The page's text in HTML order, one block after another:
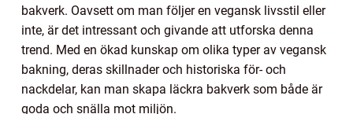
bakverk. Oavsett om man följer en vegansk livsstil eller
inte, är det intressant och givande att utforska denna
trend. Med en ökad kunskap om olika typer av vegansk
bakning, deras skillnader och historiska för- och
nackdelar, kan man skapa läckra bakverk som både är
goda och snälla mot miljön.